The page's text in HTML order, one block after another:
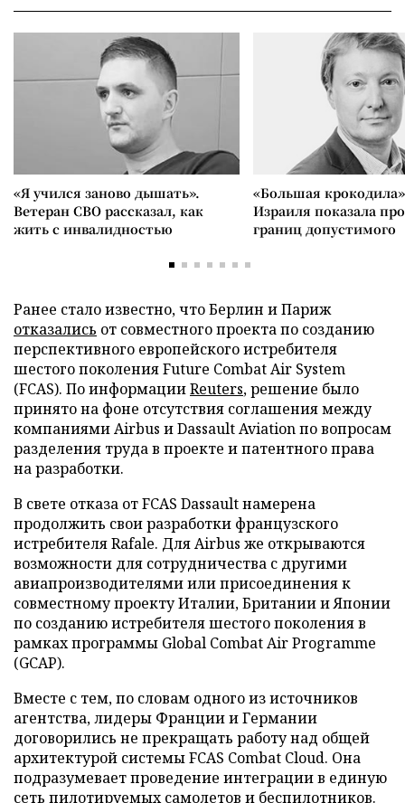
«Я учился заново дышать».
Ветеран СВО рассказал, как
жить с инвалидностью
«Большая
Израиля показала
границ допустимого
Ранее стало известно, что Берлин и Париж
отказались от совместного проекта по созданию
перспективного европейского истребителя
шестого поколения Future Combat Air System
(FCAS). По информацииReuters, решение было
принято на фоне отсутствия соглашения между
компаниями Airbus и Dassault Aviation по вопросам
разделения труда в проекте и патентного права
на разработки.
В свете отказа от FCAS Dassault намерена
продолжить свои разработки французского
истребителя Rafale. Для Airbus же открываются
возможности для сотрудничества с другими
авиапроизводителями или присоединения к
совместному проекту Италии, Британии и Японии
по созданию истребителя шестого поколения в
рамках программы Global Combat Air Programme
(GCAP).
Вместе с тем, по словам одного из источников
агентства, лидеры Франции и Германии
договорились не прекращать работу над общей
архитектурой системы FCAS Combat Cloud. Она
подразумевает проведение интеграции в единую
сеть пилотируемых самолетов и беспилотников.